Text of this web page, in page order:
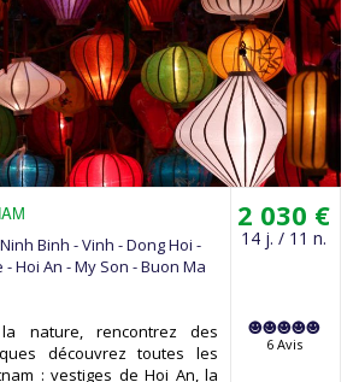
2 030 €
14 j. / 11 n.
6 Avis
Binh - Vinh - Dong Hoi -
Hoi An - My Son - Buon Ma
nature, rencontrez des
découvrez toutes les
: vestiges de Hoi An, la